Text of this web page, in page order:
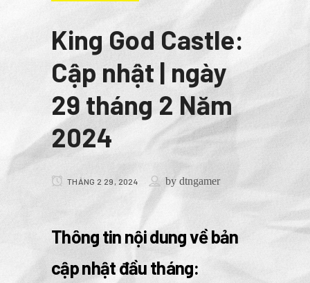
King God Castle:
Cập nhật | ngày
29 tháng 2 Năm
2024
THÁNG 2 29, 2024 bydtngamer
Thông tin nội dung về bản
cập nhật đầu tháng: